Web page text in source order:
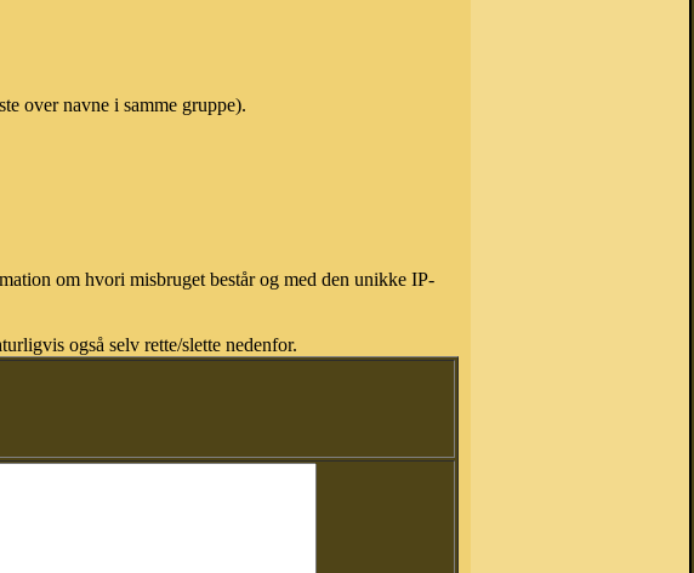
over navne i samme gruppe).
om hvori misbruget består og med den unikke IP-
også selv rette/slette nedenfor.